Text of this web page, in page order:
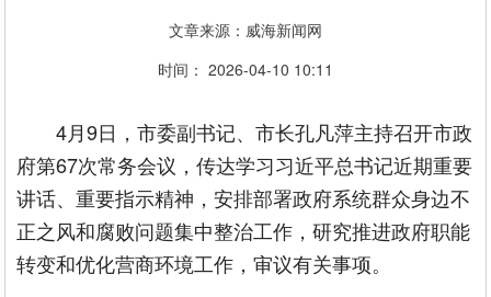
文章来源：威海新闻网
时间： 2026-04-10 10:11
4月9日，市委副书记、市长孔凡萍主持召开市政
府第67次常务会议，传达学习习近平总书记近期重要
讲话、重要指示精神，安排部署政府系统群众身边不
正之风和腐败问题集中整治工作，研究推进政府职能
转变和优化营商环境工作，审议有关事项。